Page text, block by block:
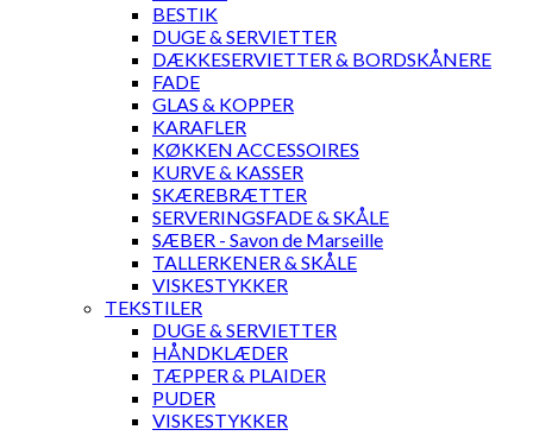
BESTIK
DUGE & SERVIETTER
DÆKKESERVIETTER & BORDSKÅNERE
FADE
GLAS & KOPPER
KARAFLER
KØKKEN ACCESSOIRES
KURVE & KASSER
SKÆREBRÆTTER
SERVERINGSFADE & SKÅLE
SÆBER - Savon de Marseille
TALLERKENER & SKÅLE
VISKESTYKKER
TEKSTILER
DUGE & SERVIETTER
HÅNDKLÆDER
TÆPPER & PLAIDER
PUDER
VISKESTYKKER